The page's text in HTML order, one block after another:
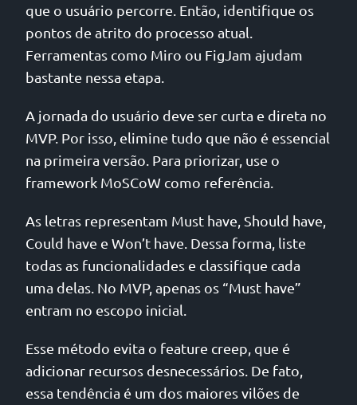
que o usuário percorre. Então, identifique os
pontos de atrito do processo atual.
Ferramentas como Miro ou FigJam ajudam
bastante nessa etapa.
A jornada do usuário deve ser curta e direta no
MVP. Por isso, elimine tudo que não é essencial
na primeira versão. Para priorizar, use o
framework MoSCoW como referência.
As letras representam Must have, Should have,
Could have e Won’t have. Dessa forma, liste
todas as funcionalidades e classifique cada
uma delas. No MVP, apenas os “Must have”
entram no escopo inicial.
Esse método evita o feature creep, que é
adicionar recursos desnecessários. De fato,
essa tendência é um dos maiores vilões de